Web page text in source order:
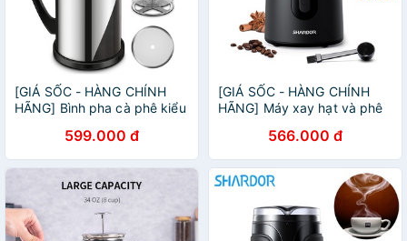
[GIÁ SỐC - HÀNG CHÍNH
HÃNG] Bình pha cà phê kiểu
hiệu Shardor FP515S - Dung
tích: 1000ml
599.000 đ
[GIÁ SỐC - HÀNG CHÍNH
HÃNG] Máy xay hạt và phê
Shardor CG515B, công suất
150W
566.000 đ